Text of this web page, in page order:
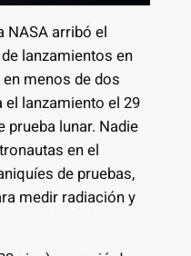
NASA arribó el
lanzamientos en
menos de dos
el lanzamiento el 29
prueba lunar. Nadie
en el
de pruebas,
medir radiación y